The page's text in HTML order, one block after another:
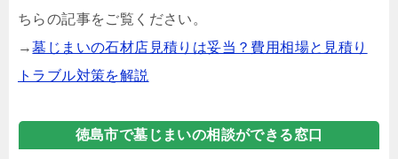
ちらの記事をご覧ください。
→墓じまいの石材店見積りは妥当？費用相場と見積り
トラブル対策を解説
徳島市で墓じまいの相談ができる窓口